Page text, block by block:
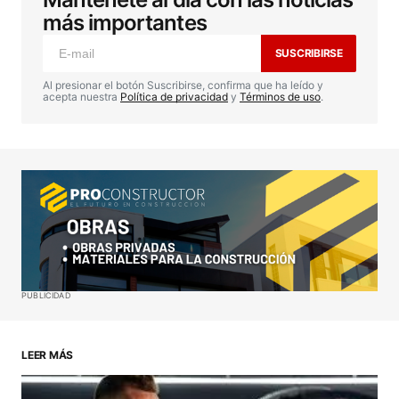
publicada. Los campos obligatorios están
marcados con *
Comentario*
Your Name*
Your E-mail*
ENVIAR COMENTARIO
más importantes
SUSCRIBIRSE
Al presionar el botón Suscribirse, confirma que ha leído y
acepta nuestra Política de privacidad y Términos de uso.
PUBLICIDAD
LEER MÁS